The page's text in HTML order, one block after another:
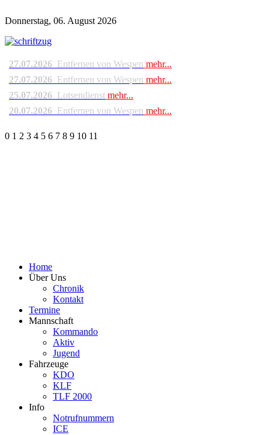
Donnerstag, 06. August 2026
27.07.2026 Entfernen von Wespen mehr...
27.07.2026 Entfernen von Wespen mehr...
25.07.2026 Lotsendienst mehr...
20.07.2026 Entfernen von Wespen mehr...
0 1 2 3 4 5 6 7 8 9 10 11
Home
Über Uns
Chronik
Kontakt
Termine
Mannschaft
Kommando
Aktiv
Jugend
Fahrzeuge
KDO
KLF
TLF 2000
Info
Notrufnummern
ICE